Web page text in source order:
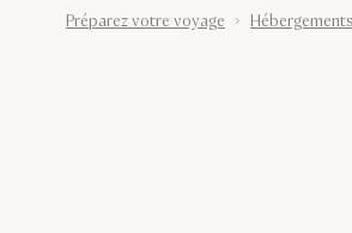
Préparez votre voyage